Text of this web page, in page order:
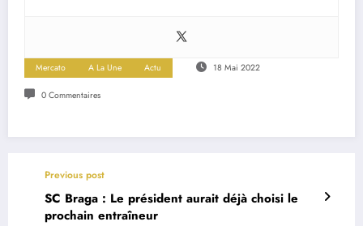
Mercato A La Une Actu 18 Mai 2022
0 Commentaires
Previous post
SC Braga : Le président aurait déjà choisi le
prochain entraîneur